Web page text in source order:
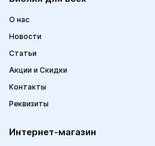
О нас
Новости
Статьи
Акции и Скидки
Контакты
Реквизиты
Интернет-магазин